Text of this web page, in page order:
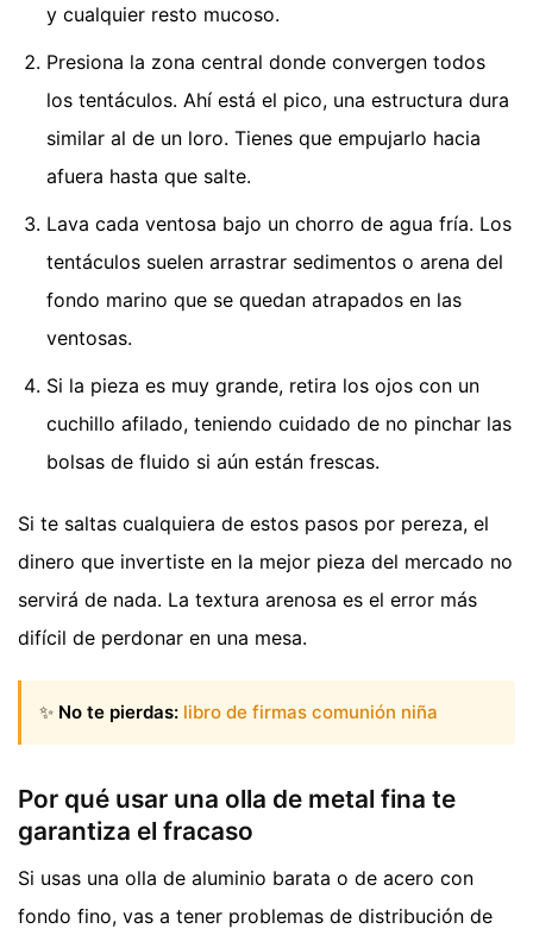
y cualquier resto mucoso.
Presiona la zona central donde convergen todos
los tentáculos. Ahí está el pico, una estructura dura
similar al de un loro. Tienes que empujarlo hacia
afuera hasta que salte.
Lava cada ventosa bajo un chorro de agua fría. Los
tentáculos suelen arrastrar sedimentos o arena del
fondo marino que se quedan atrapados en las
ventosas.
Si la pieza es muy grande, retira los ojos con un
cuchillo afilado, teniendo cuidado de no pinchar las
bolsas de fluido si aún están frescas.
Si te saltas cualquiera de estos pasos por pereza, el
dinero que invertiste en la mejor pieza del mercado no
servirá de nada. La textura arenosa es el error más
difícil de perdonar en una mesa.
✨ No te pierdas: libro de firmas comunión niña
Por qué usar una olla de metal fina te
garantiza el fracaso
Si usas una olla de aluminio barata o de acero con
fondo fino, vas a tener problemas de distribución de